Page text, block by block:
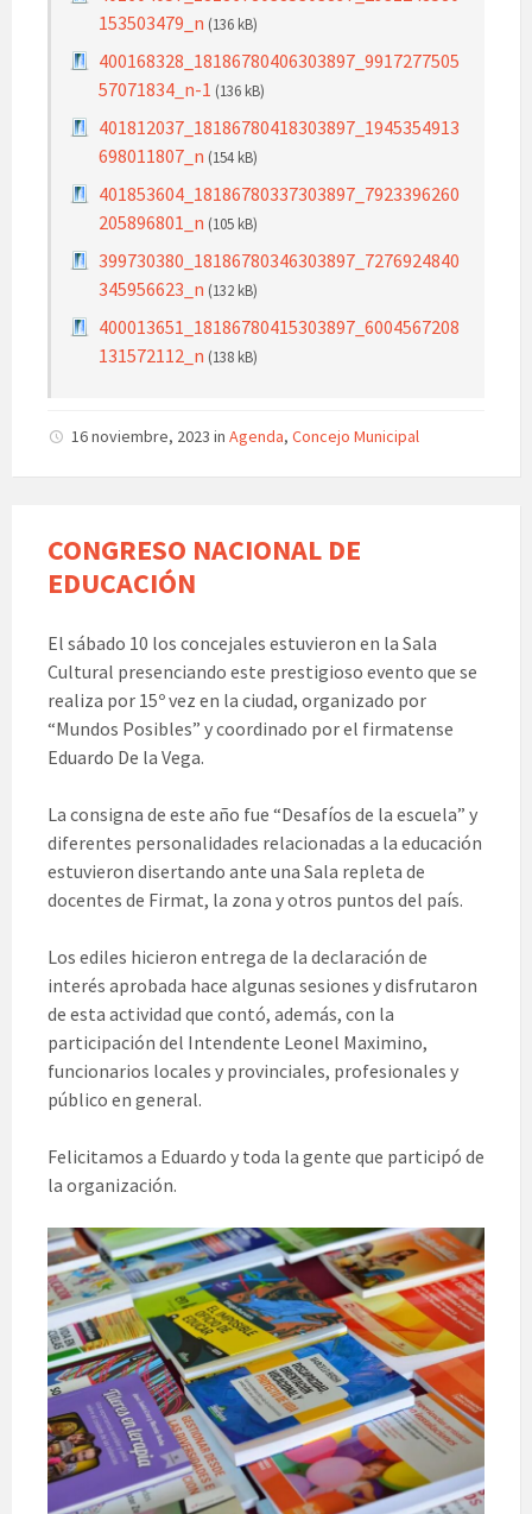
153503479_n (136 kB)
400168328_18186780406303897_9917277505
57071834_n-1 (136 kB)
401812037_18186780418303897_1945354913
698011807_n (154 kB)
401853604_18186780337303897_7923396260
205896801_n (105 kB)
399730380_18186780346303897_7276924840
345956623_n (132 kB)
400013651_18186780415303897_6004567208
131572112_n (138 kB)
16 noviembre, 2023 in Agenda, Concejo Municipal
CONGRESO NACIONAL DE
EDUCACIÓN
El sábado 10 los concejales estuvieron en la Sala
Cultural presenciando este prestigioso evento que se
realiza por 15º vez en la ciudad, organizado por
“Mundos Posibles” y coordinado por el firmatense
Eduardo De la Vega.
La consigna de este año fue “Desafíos de la escuela” y
diferentes personalidades relacionadas a la educación
estuvieron disertando ante una Sala repleta de
docentes de Firmat, la zona y otros puntos del país.
Los ediles hicieron entrega de la declaración de
interés aprobada hace algunas sesiones y disfrutaron
de esta actividad que contó, además, con la
participación del Intendente Leonel Maximino,
funcionarios locales y provinciales, profesionales y
público en general.
Felicitamos a Eduardo y toda la gente que participó de
la organización.